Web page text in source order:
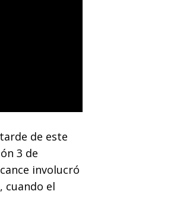
de este
3 de
involucró
cuando el